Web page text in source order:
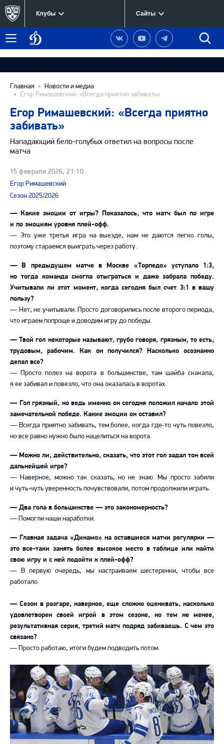
Клубы Сайты
Меню
Динамо
Москва
Наша
группа
Вконтакте
Наш
канал
YouTube
Наш
канал
Telegram
Главная
Новости и медиа
Егор Римашевский: «Всегда приятно забивать»
Егор Римашевский: «Всегда приятно
забивать»
Нападающий бело-голубых ответил на вопросы после
матча
15 февраля 2026, 21:10
Егор Римашевский
Сезон 2025/2026
— Какие эмоции от игры? Показалось, что матч был по игре
и по эмоциям уровня плей-офф.
— Это уже третья игра на выезде, нам не даются легко голы,
поэтому стараемся выиграть через работу.
— В предыдущем матче в Москве «Торпедо» уступало 1:3,
но тогда команда смогла отыграться и даже забрала победу.
Учитывали ли этот момент, когда сегодня был счет 3:1 в вашу
пользу?
— Нет, не учитывали. Просто договорились после второго периода,
что играем попроще и доводим игру до победы.
— Твой гол некоторые называют, грубо говоря, грязным, то есть,
трудовым, рабочим. Как он получился? Насколько осознанно
делал все?
— Просто полез на ворота в большинстве, там шайба скакала,
я ее забивал и повезло, что она оказалась в воротах.
— Гол грязный, но ведь именно он сегодня положил начало этой
замечательной победе. Какие эмоции он оставил?
— Всегда приятно забивать, тем более, когда где-то чуть повезло,
но все равно нужно было нацелиться на ворота.
— Можно ли, действительно, сказать, что этот гол задал тон всей
дальнейшей игре?
— Наверное, можно так сказать, но не знаю. Мы просто забили
и чуть-чуть уверенность почувствовали, потом продолжили играть.
— Два гола в большинстве — это закономерность?
— Помогли наши наработки.
— Главная задача «Динамо» на оставшиеся матчи регулярки —
это все-таки занять более высокое место в таблице или найти
свою игру и с ней подойти к плей-офф?
— В первую очередь, мы настраиваем шестеренки, чтобы все
работало.
—Сезон в разгаре, наверное, еще сложно оценивать, насколько
удовлетворен своей игрой в этом сезоне, но тем не менее,
результативная серия, третий матч подряд забиваешь. С чем это
связано?
— Просто работаю, итоги будем подводить потом.